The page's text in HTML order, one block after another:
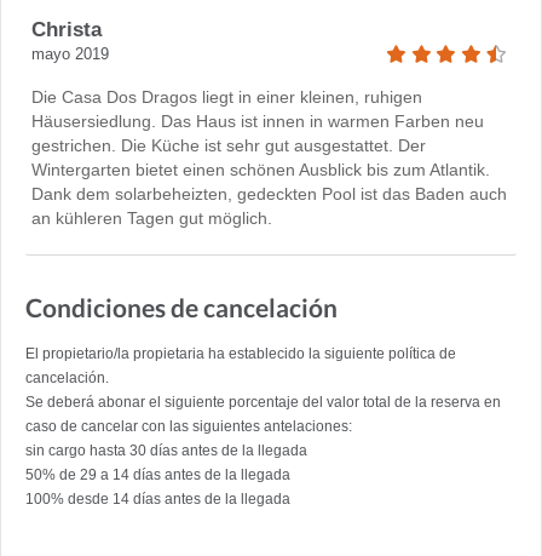
Christa
mayo 2019
Die Casa Dos Dragos liegt in einer kleinen, ruhigen
Häusersiedlung. Das Haus ist innen in warmen Farben neu
gestrichen. Die Küche ist sehr gut ausgestattet. Der
Wintergarten bietet einen schönen Ausblick bis zum Atlantik.
Dank dem solarbeheizten, gedeckten Pool ist das Baden auch
an kühleren Tagen gut möglich.
Condiciones de cancelación
El propietario/la propietaria ha establecido la siguiente política de
cancelación.
Se deberá abonar el siguiente porcentaje del valor total de la reserva en
caso de cancelar con las siguientes antelaciones:
sin cargo hasta 30 días antes de la llegada
50% de 29 a 14 días antes de la llegada
100% desde 14 días antes de la llegada